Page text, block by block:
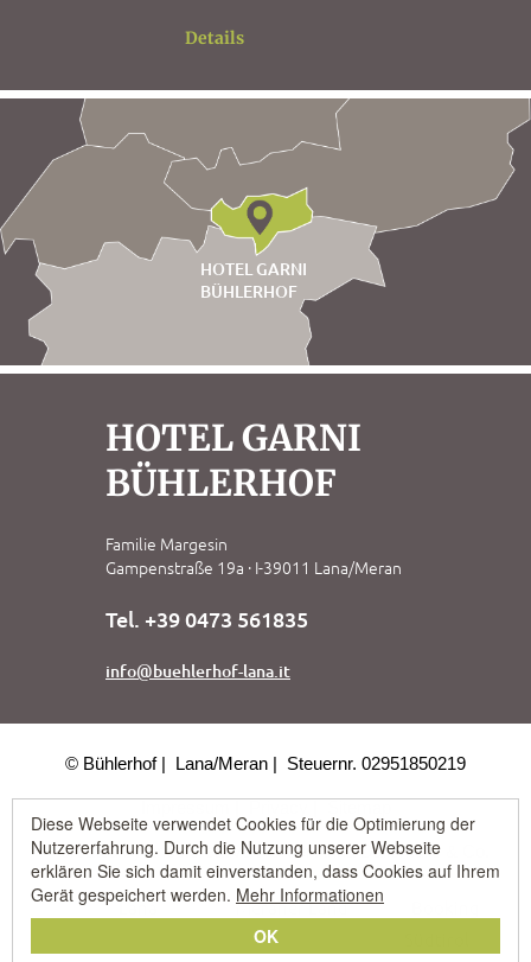
OK
Diese Webseite verwendet Cookies für die Optimierung der
Nutzererfahrung. Durch die Nutzung unserer Webseite
erklären Sie sich damit einverstanden, dass Cookies auf Ihrem
Gerät gespeichert werden. Mehr Informationen
Details
HOTEL GARNI
BÜHLERHOF
HOTEL GARNI
BÜHLERHOF
Familie Margesin
Gampenstraße 19a · I-39011 Lana/Meran
Tel. +39 0473 561835
info@buehlerhof-lana.it
© Bühlerhof Lana/Meran Steuernr. 02951850219